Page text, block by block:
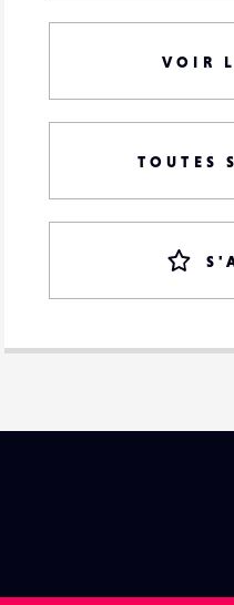
VOIR
TOUTES